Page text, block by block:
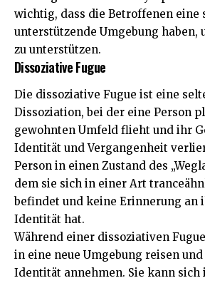
wichtig, dass die Betroffenen eine
unterstützende Umgebung haben,
zu unterstützen.
Dissoziative Fugue
Die dissoziative Fugue ist eine
Dissoziation, bei der eine Person
gewohnten Umfeld flieht und ihr
Identität und Vergangenheit
Person in einen Zustand des
dem sie sich in einer Art
befindet und keine Erinnerung an
Identität hat.
Während einer dissoziativen
in eine neue Umgebung reisen und
Identität annehmen. Sie kann sich